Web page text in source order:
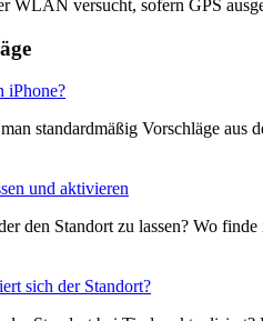
WLAN versucht, sofern GPS
iPhone?
standardmäßig Vorschläge
und aktivieren
den Standort zu lassen? Wo
sich der Standort?